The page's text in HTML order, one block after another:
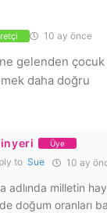
10 ay önce
gelenden çocuk
daha doğru
Üye
to Sue 10 ay
adlında milletin
doğum oranları